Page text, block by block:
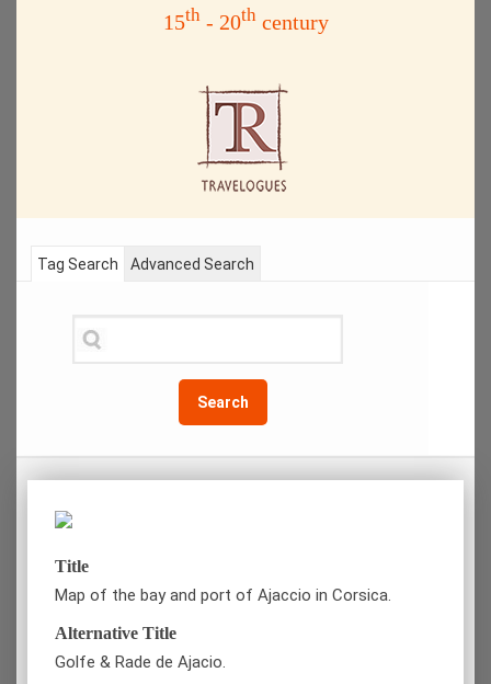
15th- 20thcentury
Tag Search
Search
Advanced Search
Title
Map of the bay and port of Ajaccio in Corsica.
Alternative Title
Golfe & Rade de Ajacio.